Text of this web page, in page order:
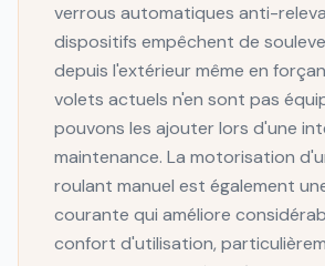
verrous automatiques anti-
dispositifs empêchent de
depuis l'extérieur même en
volets actuels n'en sont pas
pouvons les ajouter lors d'une
maintenance. La motorisation
roulant manuel est également
courante qui améliore
confort d'utilisation,